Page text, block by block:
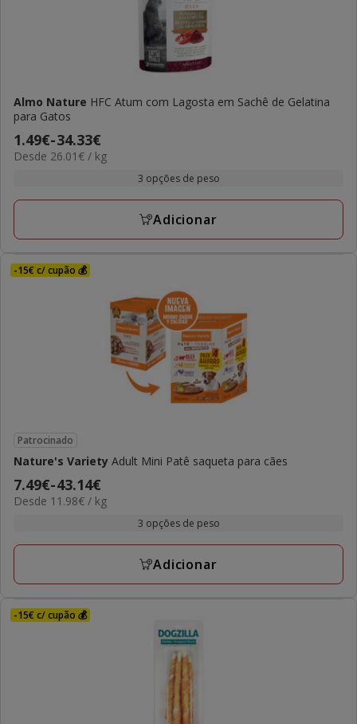
Almo Nature HFC Atum com Lagosta em Sachê de Gelatina
para Gatos
Preço
de
a
1.49€-34.33€
26.01€
Desde 26.01€ / kg
3 opções de peso
Adicionar
-15€ c/ cupão 💰
Patrocinado
Nature's Variety Adult Mini Patê saqueta para cães
Preço
de
a
7.49€-43.14€
11.98€
Desde 11.98€ / kg
3 opções de peso
Adicionar
-15€ c/ cupão 💰